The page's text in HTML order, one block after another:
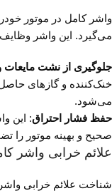
می‌گیرد. این واشر وظایف
جلوگیری از نشت مایعات
خنک‌کننده و گازهای
می‌شود.
حفظ فشار احتراق: این
صحیح و بهینه موتور را
علائم خرابی واشر
شناخت علائم خرابی